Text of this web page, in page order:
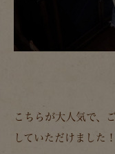
こちらが大人気で、
していただけました！